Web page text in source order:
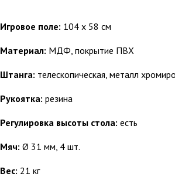
Игровое поле: 104 х 58 см
Материал: МДФ, покрытие ПВХ
Штанга: телескопическая, металл
Рукоятка: резина
Регулировка высоты стола: есть
Мяч: Ø 31 мм, 4 шт.
Вес: 21 кг